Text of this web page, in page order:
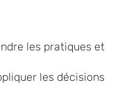
les pratiques et
les décisions